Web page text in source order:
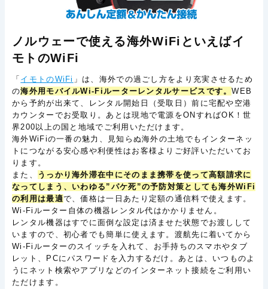
ノルウェーで使える海外WiFiといえばイ
モトのWiFi
「 イモトのWiFi 」は、海外での過ごし方をより充実させるため
の海外用モバイルWi-Fiルーターレンタルサービスです。WEB
から予約が出来て、レンタル開始日（受取日）前に宅配や空港
カウンターでお受取り。あとは現地で電源をONすればOK！世
界200以上の国と地域でご利用いただけます。
海外WiFiの一番の魅力、見知らぬ海外の土地でもインターネッ
トにつながる安心感や利便性はお客様よりご好評いただいてお
ります。
また、
うっかり海外滞在中にそのまま携帯を使って高額請求に
なってしまう、いわゆる”パケ死”の予防対策としても海外WiFi
の利用は最適で、価格は一日あたり定額の通信料で使えます。
Wi-Fiルーター自体の機器レンタル代はかかりません。
レンタル機器はすでに面倒な設定は済ませた状態でお渡しして
いますので、初心者でも簡単に使えます。渡航先に着いてから
Wi-Fiルーターのスイッチを入れて、お手持ちのスマホやタブ
レット、PCにパスワードを入力するだけ。あとは、いつものよ
うにネット検索やアプリなどのインターネット接続をご利用い
ただけます。